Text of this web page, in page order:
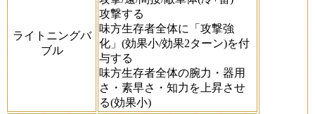
ライトニングバ
ブル
攻撃する
味方生存者全体に「攻撃強
化」(効果小/効果2ターン)を付
与する
味方生存者全体の腕力・器用
さ・素早さ・知力を上昇させ
る(効果小)